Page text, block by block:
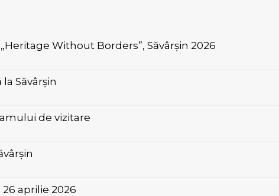
Without Borders”, Săvârșin 2026
Săvârșin
de vizitare
aprilie 2026